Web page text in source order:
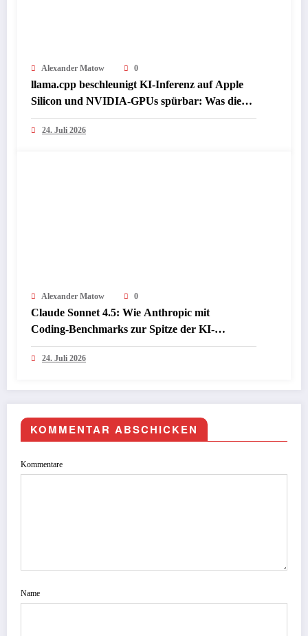
Alexander Matow 0
llama.cpp beschleunigt KI-Inferenz auf Apple
Silicon und NVIDIA-GPUs spürbar: Was die
Presse jetzt über lokale LLM-Performance
berichtet
24. Juli 2026
Alexander Matow 0
Claude Sonnet 4.5: Wie Anthropic mit
Coding‑Benchmarks zur Spitze der KI-
Programmiermodelle aufschließt
24. Juli 2026
KOMMENTAR ABSCHICKEN
Kommentare
Name